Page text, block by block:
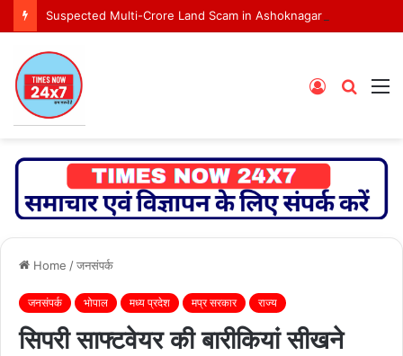
Search
Log
Home /जनसंपर्क
जनसंपर्क भोपाल मध्य प्रदेश मप्र सरकार राज्य
सिपरी साफ्टवेयर की बारीकियां सीखने